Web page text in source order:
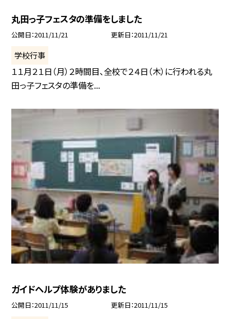
丸田っ子フェスタの準備をしました
公開日 2011/11/21 更新日 2011/11/21
学校行事
１１月２１日（月）２時間目、全校で２４日（木）に行われる丸
田っ子フェスタの準備を...
ガイドヘルプ体験がありました
公開日 2011/11/15 更新日 2011/11/15